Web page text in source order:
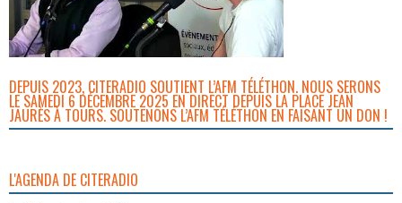
DEPUIS 2023, CITERADIO SOUTIENT L’AFM TÉLÉTHON. NOUS SERONS
LE SAMEDI 6 DÉCEMBRE 2025 EN DIRECT DEPUIS LA PLACE JEAN
JAURÈS À TOURS. SOUTENONS L’AFM TÉLÉTHON EN FAISANT UN DON !
L'AGENDA DE CITERADIO